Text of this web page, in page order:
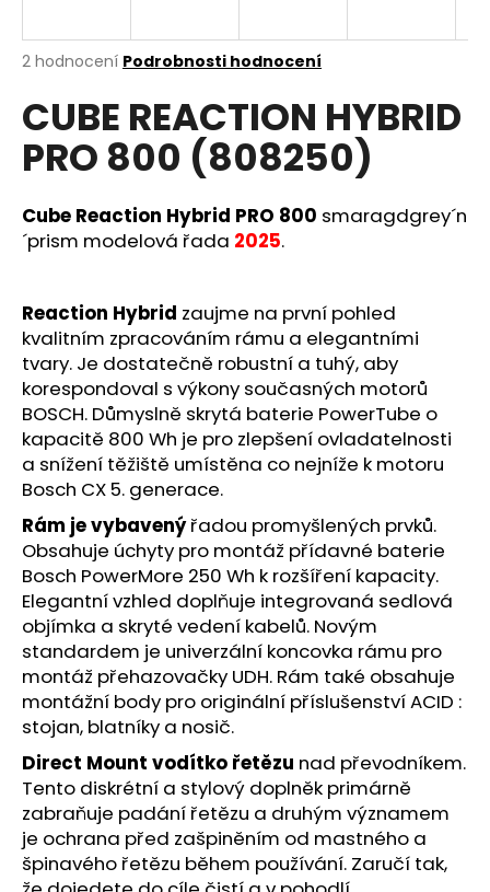
Průměrné
produktu
je
4,5
hvězdiček.
2 hodnocení Podrobnosti hodnocení
CUBE REACTION HYBRID
PRO 800 (808250)
Cube Reaction Hybrid PRO 800 smaragdgrey´n
´prism modelová řada 2025.
Reaction Hybrid zaujme na první pohled
kvalitním zpracováním rámu a elegantními
tvary. Je dostatečně robustní a tuhý, aby
korespondoval s výkony současných motorů
BOSCH. Důmyslně skrytá baterie PowerTube o
kapacitě 800 Wh je pro zlepšení ovladatelnosti
a snížení těžiště umístěna co nejníže k motoru
Bosch CX 5. generace.
Rám je vybavenýřadou promyšlených prvků.
Obsahuje úchyty pro montáž přídavné baterie
Bosch PowerMore 250 Wh k rozšíření kapacity.
Elegantní vzhled doplňuje integrovaná sedlová
objímka a skryté vedení kabelů. Novým
standardem je univerzální koncovka rámu pro
montáž přehazovačky UDH. Rám také obsahuje
montážní body pro originální příslušenství ACID :
stojan, blatníky a nosič.
Direct Mount vodítko řetězu nad převodníkem.
Tento diskrétní a stylový doplněk primárně
zabraňuje padání řetězu a druhým významem
je ochrana před zašpiněním od mastného a
špinavého řetězu během používání. Zaručí tak,
j
t
?
HLEDAT
D
o
p
o
r
u
č
u
j
e
m
e